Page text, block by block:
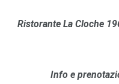
Ristorante La Cloche
Info e